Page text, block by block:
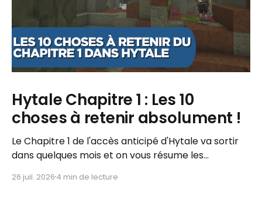
Hytale Chapitre 1 : Les 10
choses à retenir absolument !
Le Chapitre 1 de l'accès anticipé d'Hytale va sortir
dans quelques mois et on vous résume les
26 juil. 2026 4 min de lecture